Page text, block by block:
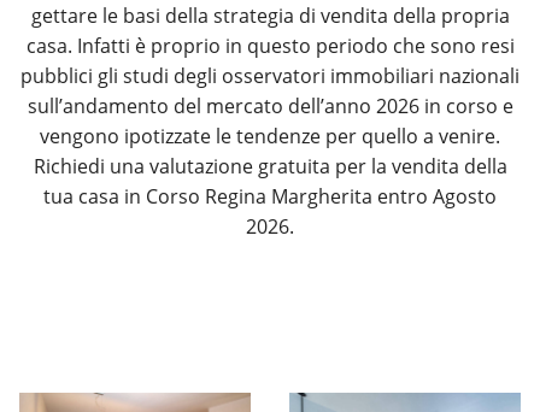
gettare le basi della strategia di vendita della propria
casa. Infatti è proprio in questo periodo che sono resi
pubblici gli studi degli osservatori immobiliari nazionali
sull’andamento del mercato dell’anno 2026 in corso e
vengono ipotizzate le tendenze per quello a venire.
Richiedi una valutazione gratuita per la vendita della
tua casa in Corso Regina Margherita entro Agosto
2026.